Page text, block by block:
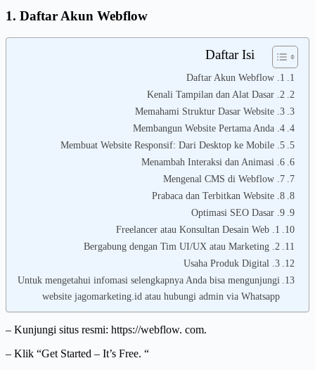
1. Daftar Akun Webflow
Daftar Isi
1. Daftar Akun Webflow
2. Kenali Tampilan dan Alat Dasar
3. Memahami Struktur Dasar Website
4. Membangun Website Pertama Anda
5. Membuat Website Responsif: Dari Desktop ke Mobile
6. Menambah Interaksi dan Animasi
7. Mengenal CMS di Webflow
8. Prabaca dan Terbitkan Website
9. Optimasi SEO Dasar
1. Freelancer atau Konsultan Desain Web
2. Bergabung dengan Tim UI/UX atau Marketing
3. Usaha Produk Digital
Untuk mengetahui infomasi selengkapnya Anda bisa mengunjungi
website jagomarketing.id atau hubungi admin via Whatsapp
– Kunjungi situs resmi: https://webflow. com.
– Klik “Get Started – It’s Free. “